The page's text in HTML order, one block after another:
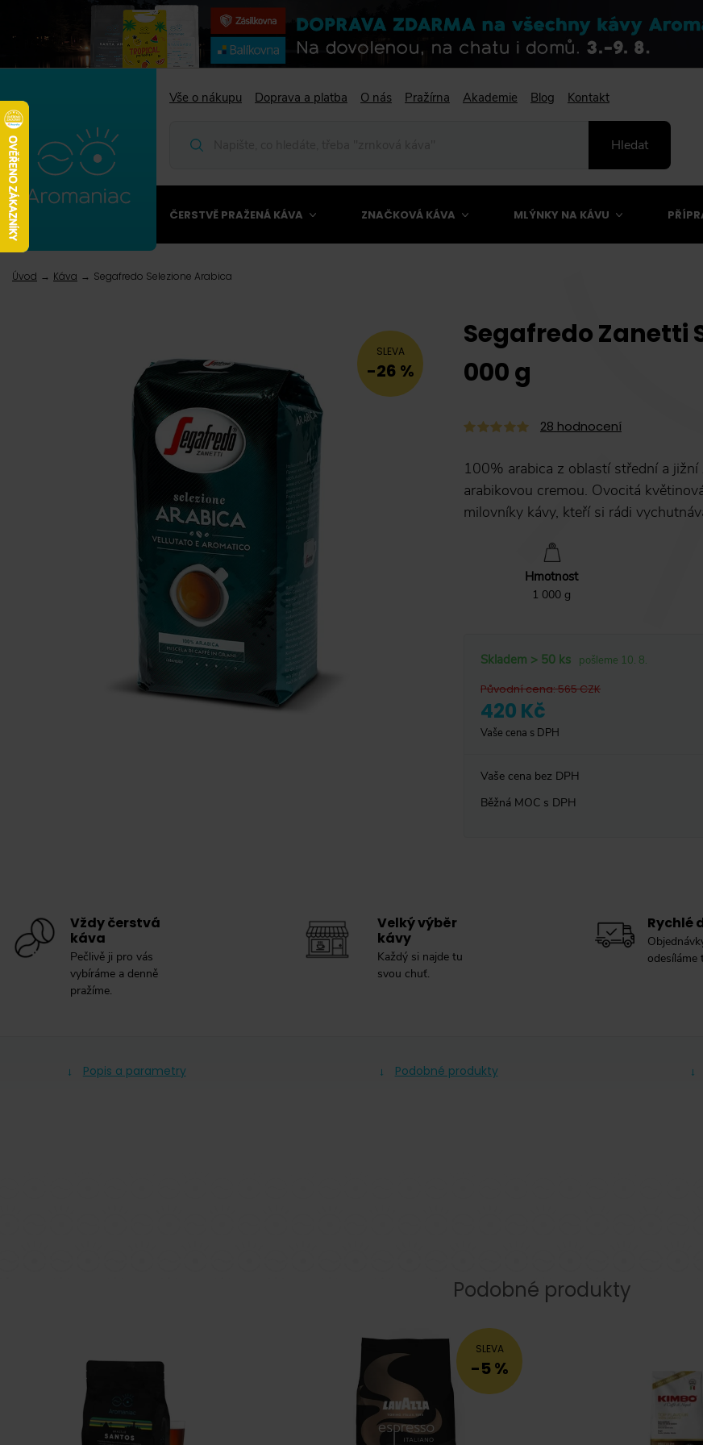
Vše o nákupu Doprava a platba O nás Pražírna Akademie Blog Kontakt
Hledat
ČERSTVĚ PRAŽENÁ KÁVA ZNAČKOVÁ KÁVA MLÝNKY NA KÁVU
Úvod Káva Segafredo Selezione Arabica
SLEVA
-26 %
Segafredo Zanetti
000 g
28 hodnocení
100% arabica z oblastí střední a
arabikovou cremou. Ovocitá
milovníky kávy, kteří si rádi
Hmotnost
1 000 g
Skladem > 50 ks pošleme 10. 8.
Původní cena:565CZK
420 Kč
Vaše cena s DPH
Vaše cena bez DPH
Běžná MOC s DPH
Vždy čerstvá
káva
Pečlivě ji pro vás
vybíráme a denně
pražíme.
Velký výběr
kávy
Každý si najde tu
svou chuť.
Rychlé
odesíláme
Popis a parametry Podobné produkty
Podobné produkty
SLEVA
-5 %